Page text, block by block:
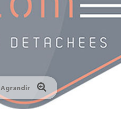
Agrandir